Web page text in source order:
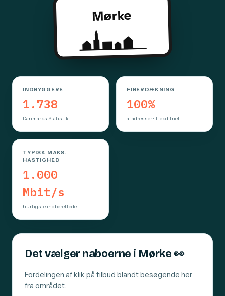
Mørke
INDBYGGERE
1.738
Danmarks Statistik
FIBERDÆKNING
100%
af adresser · Tjekditnet
TYPISK MAKS.
HASTIGHED
1.000
Mbit/s
hurtigste indberettede
Det vælger naboerne i Mørke👀
Fordelingen af klik på tilbud blandt besøgende her
fra området.